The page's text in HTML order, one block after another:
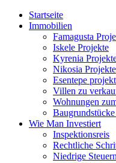
Startseite
Immobilien
Famagusta
Iskele Projekte
Kyrenia
Nikosia Projekte
Esentepe
Villen zu
Wohnungen
Wie Man Investiert
Inspektionsreis
Rechtliche
Niedrige Steuern